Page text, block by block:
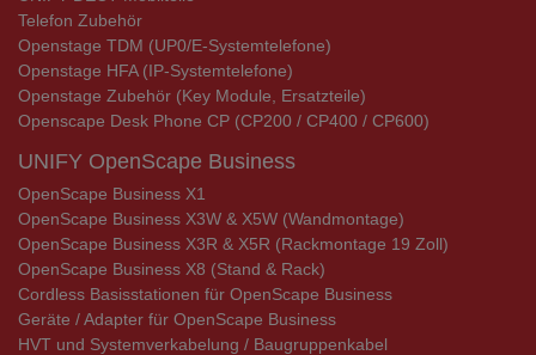
Telefon Zubehör
Openstage TDM (UP0/E-Systemtelefone)
Openstage HFA (IP-Systemtelefone)
Openstage Zubehör (Key Module, Ersatzteile)
Openscape Desk Phone CP (CP200 / CP400 / CP600)
UNIFY OpenScape Business
OpenScape Business X1
OpenScape Business X3W & X5W (Wandmontage)
OpenScape Business X3R & X5R (Rackmontage 19 Zoll)
OpenScape Business X8 (Stand & Rack)
Cordless Basisstationen für OpenScape Business
Geräte / Adapter für OpenScape Business
HVT und Systemverkabelung / Baugruppenkabel